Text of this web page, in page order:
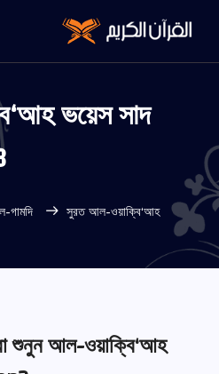
ভয়েস সাদ
গামদি
সুরত আল-ওয়াক্বি‘আহ
শুনুন আল-ওয়াক্বি‘আহ